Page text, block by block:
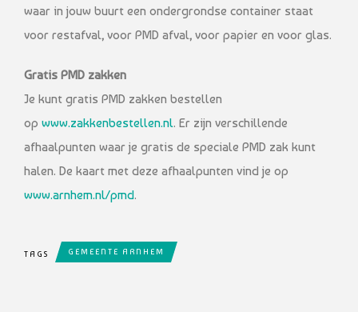
waar in jouw buurt een ondergrondse container staat
voor restafval, voor PMD afval, voor papier en voor glas.
Gratis PMD zakken
Je kunt gratis PMD zakken bestellen
op www.zakkenbestellen.nl. Er zijn verschillende
afhaalpunten waar je gratis de speciale PMD zak kunt
halen. De kaart met deze afhaalpunten vind je op
www.arnhem.nl/pmd.
TAGS GEMEENTE ARNHEM